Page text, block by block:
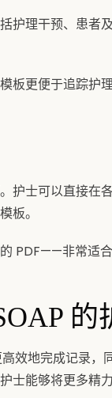
护理干预、患者
板更便于追踪护
护士可以直接在
板。
PDF——非常适
的
效地完成记录
士能够将更多精